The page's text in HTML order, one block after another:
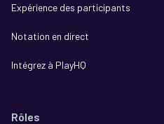
Expérience des participants
Notation en direct
Intégrez à PlayHQ
Rôles